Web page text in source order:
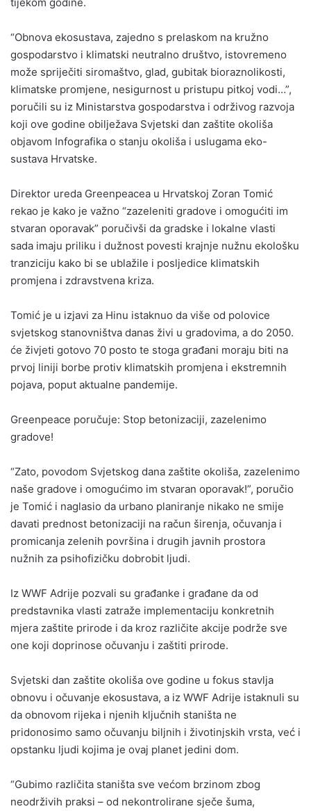
“Obnova ekosustava, zajedno s prelaskom na kružno
gospodarstvo i klimatski neutralno društvo, istovremeno
može spriječiti siromaštvo, glad, gubitak bioraznolikosti,
klimatske promjene, nesigurnost u pristupu pitkoj vodi…”,
poručili su iz Ministarstva gospodarstva i održivog razvoja
koji ove godine obilježava Svjetski dan zaštite okoliša
objavom Infografika o stanju okoliša i uslugama eko-
sustava Hrvatske.
Direktor ureda Greenpeacea u Hrvatskoj Zoran Tomić
rekao je kako je važno “zazeleniti gradove i omogućiti im
stvaran oporavak” poručivši da gradske i lokalne vlasti
sada imaju priliku i dužnost povesti krajnje nužnu ekološku
tranziciju kako bi se ublažile i posljedice klimatskih
promjena i zdravstvena kriza.
Tomić je u izjavi za Hinu istaknuo da više od polovice
svjetskog stanovništva danas živi u gradovima, a do 2050.
će živjeti gotovo 70 posto te stoga građani moraju biti na
prvoj liniji borbe protiv klimatskih promjena i ekstremnih
pojava, poput aktualne pandemije.
Greenpeace poručuje: Stop betonizaciji, zazelenimo
gradove!
“Zato, povodom Svjetskog dana zaštite okoliša, zazelenimo
naše gradove i omogućimo im stvaran oporavak!”, poručio
je Tomić i naglasio da urbano planiranje nikako ne smije
davati prednost betonizaciji na račun širenja, očuvanja i
promicanja zelenih površina i drugih javnih prostora
nužnih za psihofizičku dobrobit ljudi.
Iz WWF Adrije pozvali su građanke i građane da od
predstavnika vlasti zatraže implementaciju konkretnih
mjera zaštite prirode i da kroz različite akcije podrže sve
one koji doprinose očuvanju i zaštiti prirode.
Svjetski dan zaštite okoliša ove godine u fokus stavlja
obnovu i očuvanje ekosustava, a iz WWF Adrije istaknuli su
da obnovom rijeka i njenih ključnih staništa ne
pridonosimo samo očuvanju biljnih i životinjskih vrsta, već i
opstanku ljudi kojima je ovaj planet jedini dom.
“Gubimo različita staništa sve većom brzinom zbog
neodrživih praksi – od nekontrolirane sječe šuma,